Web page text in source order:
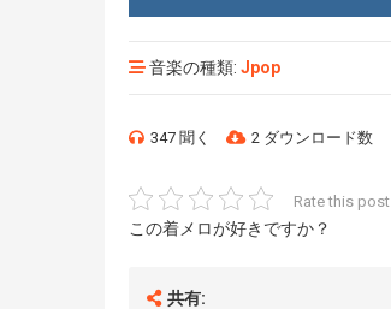
音楽の種類: Jpop
347 聞く 2 ダウンロード数
Rate this post
この着メロが好きですか？
共有: